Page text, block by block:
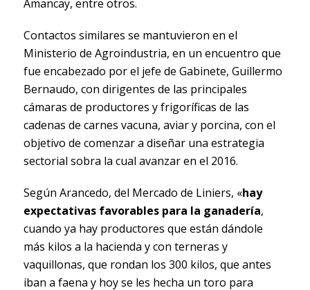
Amancay, entre otros.
Contactos similares se mantuvieron en el
Ministerio de Agroindustria, en un encuentro que
fue encabezado por el jefe de Gabinete, Guillermo
Bernaudo, con dirigentes de las principales
cámaras de productores y frigoríficas de las
cadenas de carnes vacuna, aviar y porcina, con el
objetivo de comenzar a diseñar una estrategia
sectorial sobra la cual avanzar en el 2016.
Según Arancedo, del Mercado de Liniers, «hay
expectativas favorables para la ganadería,
cuando ya hay productores que están dándole
más kilos a la hacienda y con terneras y
vaquillonas, que rondan los 300 kilos, que antes
iban a faena y hoy se les hecha un toro para